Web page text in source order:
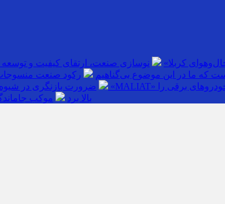
کربلا»
نوسازی صنعت، ارتقای کیفیت و
که ما در این موضوع بی‌گناهیم
رکود صنعت
ضرورت بازنگری در
برقی را
بالا برد
موکب